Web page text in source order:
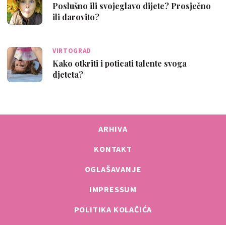
Poslušno ili svojeglavo dijete? Prosječno
ili darovito?
VIRTOGRAD
Kako otkriti i poticati talente svoga
djeteta?
ARHIVA
KONTAKT
OGLAŠAVANJE
IMPRESSUM
POLITIKA KOLAČIĆA